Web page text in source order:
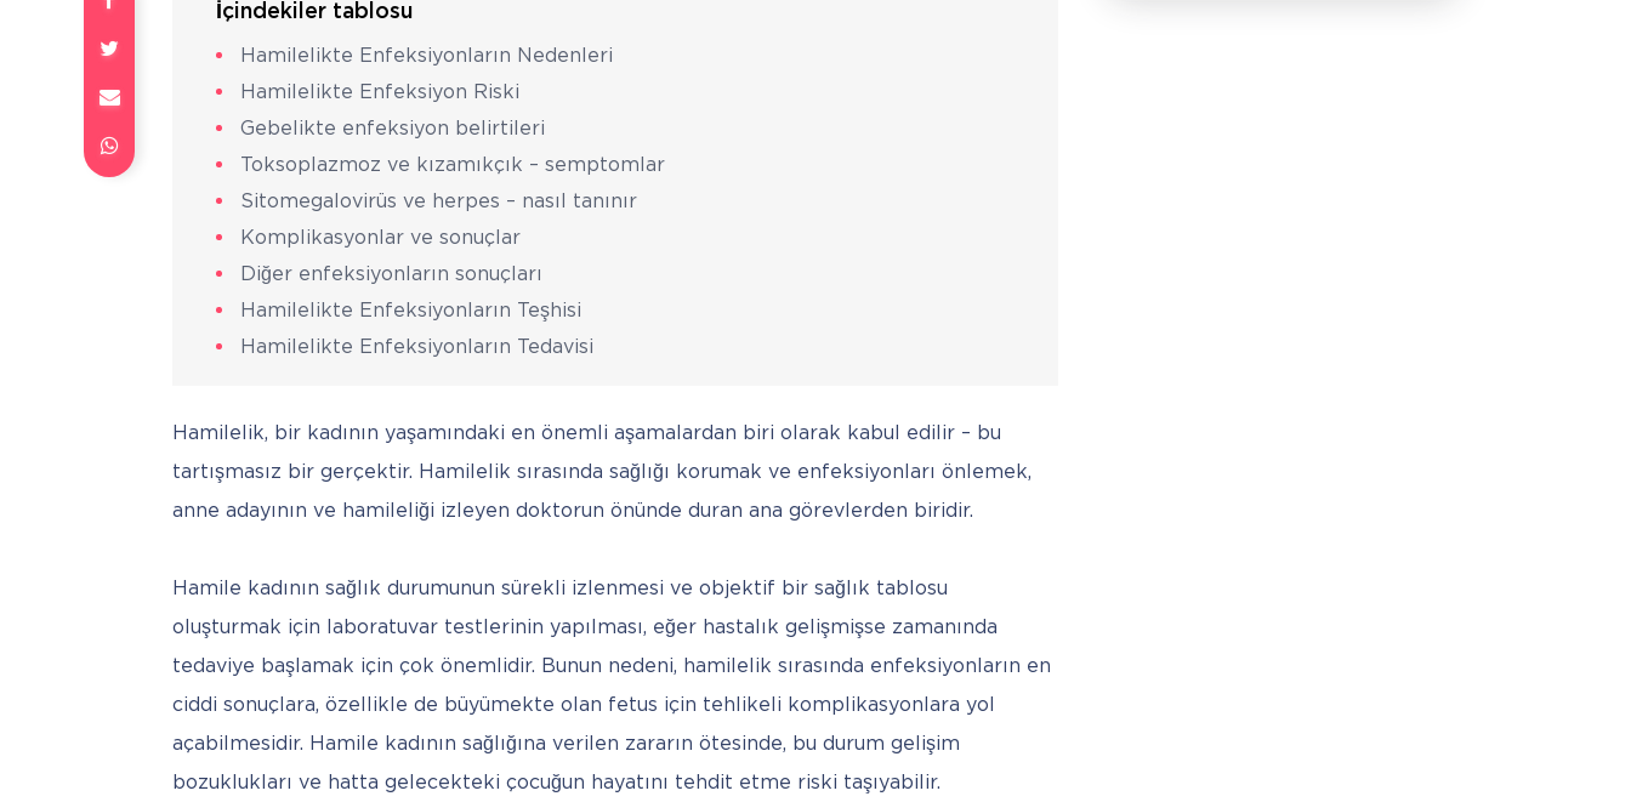
İçindekiler tablosu
Hamilelikte Enfeksiyonların Nedenleri
Hamilelikte Enfeksiyon Riski
Gebelikte enfeksiyon belirtileri
Toksoplazmoz ve kızamıkçık – semptomlar
Sitomegalovirüs ve herpes – nasıl tanınır
Komplikasyonlar ve sonuçlar
Diğer enfeksiyonların sonuçları
Hamilelikte Enfeksiyonların Teşhisi
Hamilelikte Enfeksiyonların Tedavisi
Hamilelik, bir kadının yaşamındaki en önemli aşamalardan biri olarak kabul edilir – bu
tartışmasız bir gerçektir. Hamilelik sırasında sağlığı korumak ve enfeksiyonları önlemek,
anne adayının ve hamileliği izleyen doktorun önünde duran ana görevlerden biridir.
Hamile kadının sağlık durumunun sürekli izlenmesi ve objektif bir sağlık tablosu
oluşturmak için laboratuvar testlerinin yapılması, eğer hastalık gelişmişse zamanında
tedaviye başlamak için çok önemlidir. Bunun nedeni, hamilelik sırasında enfeksiyonların en
ciddi sonuçlara, özellikle de büyümekte olan fetus için tehlikeli komplikasyonlara yol
açabilmesidir. Hamile kadının sağlığına verilen zararın ötesinde, bu durum gelişim
bozuklukları ve hatta gelecekteki çocuğun hayatını tehdit etme riski taşıyabilir.